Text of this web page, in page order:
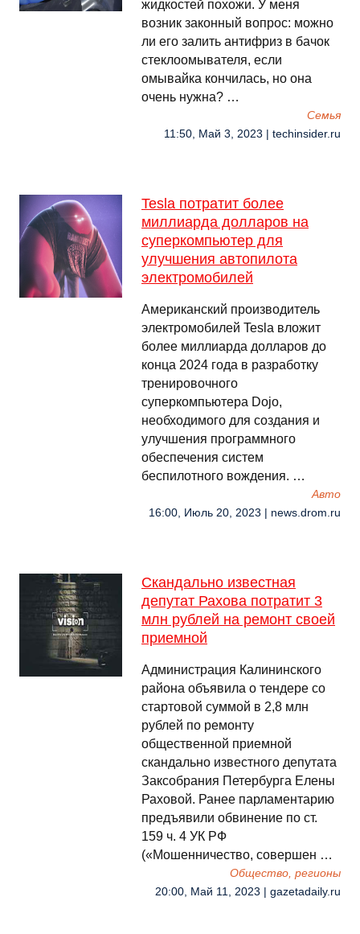
жидкостей похожи. У меня
возник законный вопрос: можно
ли его залить антифриз в бачок
стеклоомывателя, если
омывайка кончилась, но она
очень нужна? …
Семья
11:50, Май 3, 2023 | techinsider.ru
Tesla потратит более
миллиарда долларов на
суперкомпьютер для
улучшения автопилота
электромобилей
Американский производитель
электромобилей Tesla вложит
более миллиарда долларов до
конца 2024 года в разработку
тренировочного
суперкомпьютера Dojo,
необходимого для создания и
улучшения программного
обеспечения систем
беспилотного вождения. …
Авто
16:00, Июль 20, 2023 | news.drom.ru
Скандально известная
депутат Рахова потратит 3
млн рублей на ремонт своей
приемной
Администрация Калининского
района объявила о тендере со
стартовой суммой в 2,8 млн
рублей по ремонту
общественной приемной
скандально известного депутата
Заксобрания Петербурга Елены
Раховой. Ранее парламентарию
предъявили обвинение по ст.
159 ч. 4 УК РФ
(«Мошенничество, совершен …
Общество, регионы
20:00, Май 11, 2023 | gazetadaily.ru